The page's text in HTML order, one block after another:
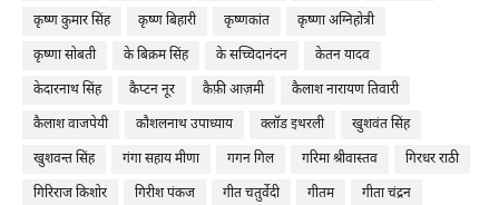
कृष्ण कुमार सिंह
कृष्ण बिहारी कृष्णकांत
कृष्णा अग्निहोत्री
कृष्णा सोबती
के बिक्रम सिंह के सच्चिदानंदन
केतन यादव
केदारनाथ सिंह
कैप्टन नूर कैफ़ी आज़मी
कैलाश नारायण तिवारी
कैलाश वाजपेयी
कौशलनाथ उपाध्याय क्लॉड इथरली
खुशवंत सिंह
खुशवन्त सिंह
गंगा सहाय मीणा गगन गिल गरिमा श्रीवास्तव
गिरधर राठी
गिरिराज किशोर
गिरीश पंकज गीत चतुर्वेदी गीतम
गीता चंद्रन